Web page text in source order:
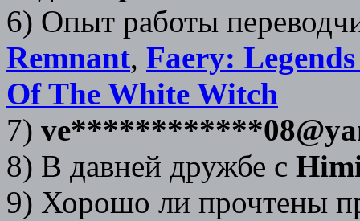
6) Опыт работы
Remnant, Faery:
Of The White Witch
7)
8) В давней дружбе с
9) Хорошо ли прочтены